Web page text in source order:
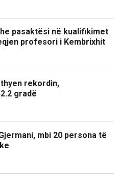
pasaktësi në kualifikimet
profesori i Kembrixhit
rekordin,
gradë
mbi 20 persona të